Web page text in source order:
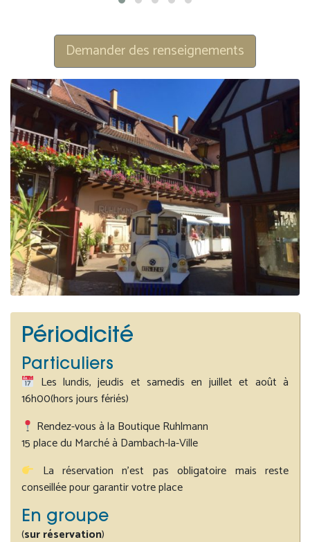
Demander des renseignements
Périodicité
Particuliers
Les lundis, jeudis et samedis en juillet et août à
16h00(hors jours fériés)
Rendez-vous à la Boutique Ruhlmann
15 place du Marché à Dambach-la-Ville
La réservation n’est pas obligatoire mais reste
conseillée pour garantir votre place
En groupe
(sur réservation)